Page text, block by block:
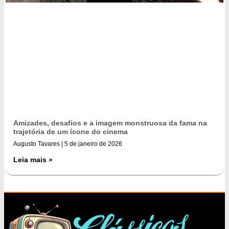
Amizades, desafios e a imagem monstruosa da fama na
trajetória de um ícone do cinema
Augusto Tavares 5 de janeiro de 2026
Leia mais »